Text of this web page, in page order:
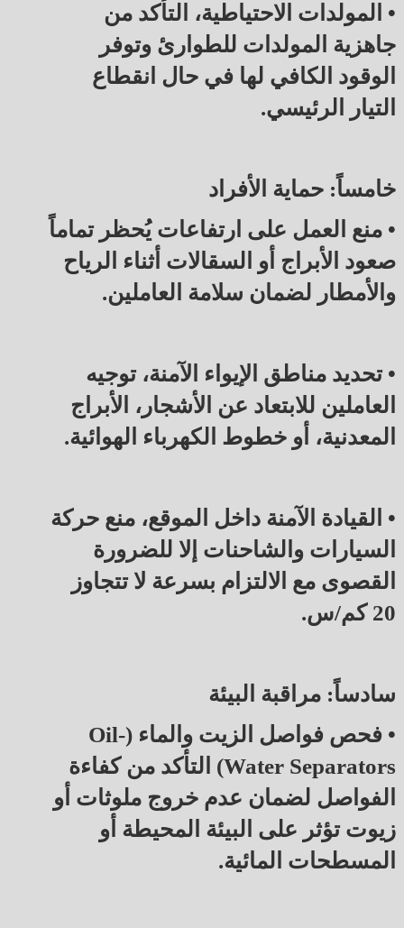
• المولدات الاحتياطية، التأكد من
جاهزية المولدات للطوارئ وتوفر
الوقود الكافي لها في حال انقطاع
التيار الرئيسي.
خامساً: حماية الأفراد
• منع العمل على ارتفاعات يُحظر تماماً
صعود الأبراج أو السقالات أثناء الرياح
والأمطار لضمان سلامة العاملين.
• تحديد مناطق الإيواء الآمنة، توجيه
العاملين للابتعاد عن الأشجار، الأبراج
المعدنية، أو خطوط الكهرباء الهوائية.
• القيادة الآمنة داخل الموقع، منع حركة
السيارات والشاحنات إلا للضرورة
القصوى مع الالتزام بسرعة لا تتجاوز
20 كم/س.
سادساً: مراقبة البيئة
• فحص فواصل الزيت والماء (Oil-
Water Separators) التأكد من كفاءة
الفواصل لضمان عدم خروج ملوثات أو
زيوت تؤثر على البيئة المحيطة أو
المسطحات المائية.